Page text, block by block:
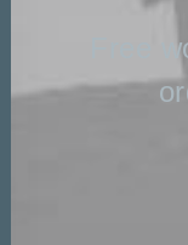
Free